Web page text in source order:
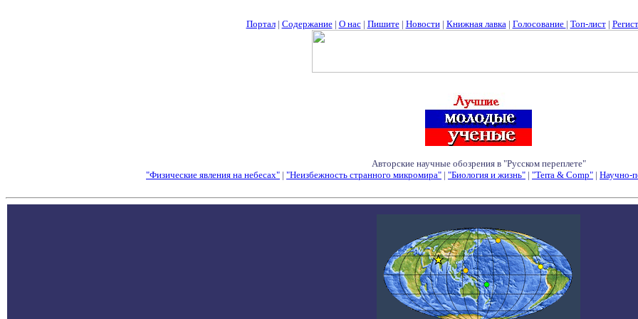
Портал| Содержание| О нас| Пишите| Новости| Книжная лавка| Голосование | Топ-лист|
Авторские научные обозрения в "Русском переплете"
"Физические явления на небесах" | "Неизбежность странного микромира" | "Биология и жизнь" | "Terra & Comp" | Научно-